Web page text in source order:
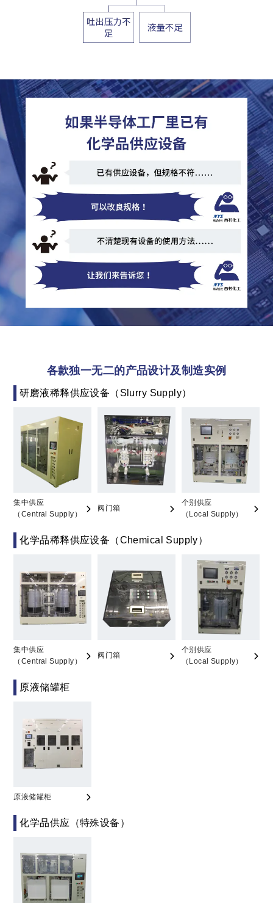
各款独一无二的产品设计及制造实例
研磨液稀释供应设备（Slurry Supply）
集中供应
（Central Supply）
阀门箱
个别供应
（Local Supply）
化学品稀释供应设备（Chemical Supply）
集中供应
（Central Supply）
阀门箱
个别供应
（Local Supply）
原液储罐柜
原液储罐柜
化学品供应（特殊设备）